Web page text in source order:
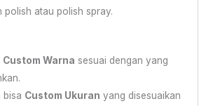
polish atau polish spray.
Custom Warna sesuai dengan yang
bisa Custom Ukuran yang disesuaikan